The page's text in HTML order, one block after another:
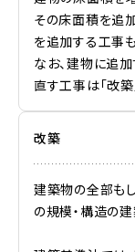
その床面積を追
を追加する工事
なお、建物に追
直す工事は「改築
改築
建築物の全部も
の規模・構造の